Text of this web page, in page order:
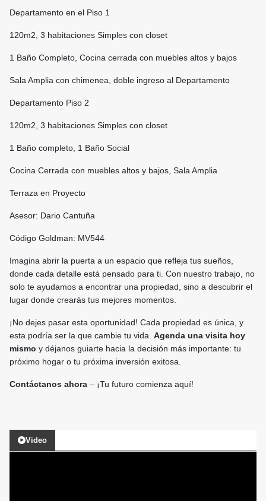
Departamento en el Piso 1
120m2, 3 habitaciones Simples con closet
1 Baño Completo, Cocina cerrada con muebles altos y bajos
Sala Amplia con chimenea, doble ingreso al Departamento
Departamento Piso 2
120m2, 3 habitaciones Simples con closet
1 Baño completo, 1 Baño Social
Cocina Cerrada con muebles altos y bajos, Sala Amplia
Terraza en Proyecto
Asesor: Dario Cantuña
Código Goldman: MV544
Imagina abrir la puerta a un espacio que refleja tus sueños,
donde cada detalle está pensado para ti. Con nuestro trabajo, no
solo te ayudamos a encontrar una propiedad, sino a descubrir el
lugar donde crearás tus mejores momentos.
¡No dejes pasar esta oportunidad! Cada propiedad es única, y
esta podría ser la que cambie tu vida. Agenda una visita hoy
mismo y déjanos guiarte hacia la decisión más importante: tu
próximo hogar o tu próxima inversión exitosa.
Contáctanos ahora – ¡Tu futuro comienza aquí!
Video